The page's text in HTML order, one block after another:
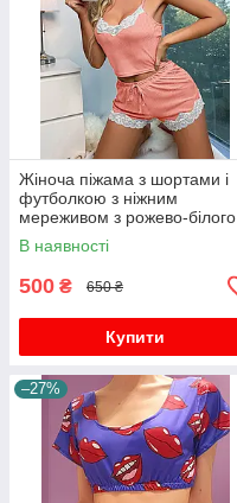
Жіноча піжама з шортами і
футболкою з ніжним
мереживом з рожево-білого
мережива
В наявності
500 ₴ 650 ₴
Купити
–27%